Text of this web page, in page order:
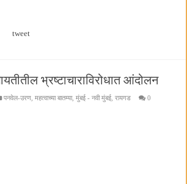
tweet
भ्रष्टाचाराविरोधात आंदोलन
पनवेल-उरण ,महत्वाच्या बातम्या,मुंबई - नवी मुंबई ,रायगड 0